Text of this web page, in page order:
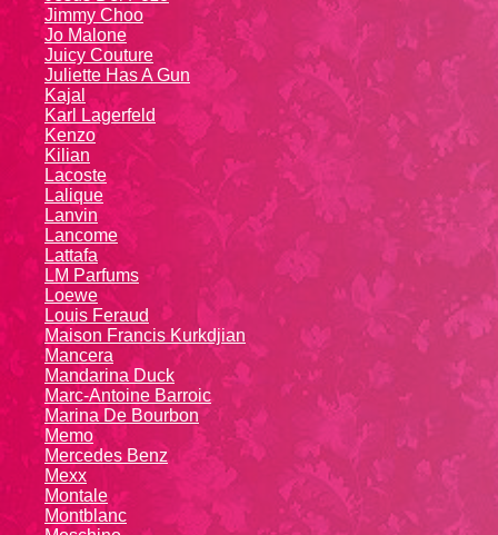
Jimmy Choo
Jo Malone
Juicy Couture
Juliette Has A Gun
Kajal
Karl Lagerfeld
Kenzo
Kiliаn
Lacoste
Lalique
Lanvin
Lanсоmе
Lattafa
LM Parfums
Loewe
Louis Feraud
Maison Francis Kurkdjian
Mancera
Mandarina Duck
Marc-Antoine Barroic
Marina De Bourbon
Memo
Mercedes Benz
Mexx
Montale
Montblanc